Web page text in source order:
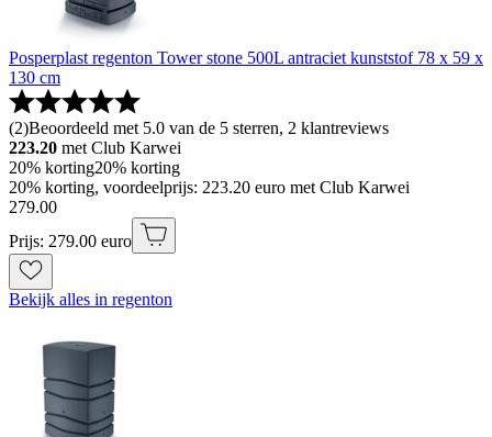
Posperplast regenton Tower stone 500L antraciet kunststof 78 x 59 x
130 cm
(2)Beoordeeld met 5.0 van de 5 sterren, 2 klantreviews
223.20 met Club Karwei
20% korting20% korting
20% korting, voordeelprijs: 223.20 euro met Club Karwei
279.00
Prijs: 279.00 euro
Bekijk alles in regenton